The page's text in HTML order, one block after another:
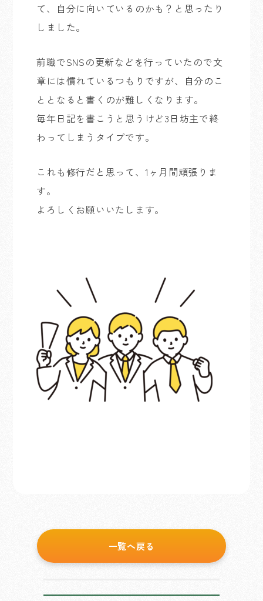
て、自分に向いているのかも？と思ったり
しました。
前職でSNSの更新などを行っていたので文
章には慣れているつもりですが、自分のこ
ととなると書くのが難しくなります。
毎年日記を書こうと思うけど3日坊主で終
わってしまうタイプです。
これも修行だと思って、1ヶ月間頑張りま
す。
よろしくお願いいたします。
一覧へ戻る